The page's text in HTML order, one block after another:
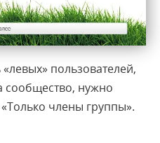
пользователей,
сообщество, нужно
члены группы».